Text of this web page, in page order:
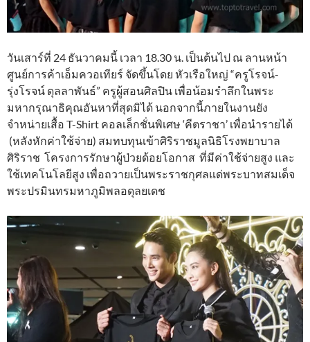
วันเสาร์ที่ 24 ธันวาคมนี้ เวลา 18.30 น. เป็นต้นไป ณ ลานหน้า
ศูนย์การค้าเอ็มควอเทียร์ จัดขึ้นโดย หัวเรือใหญ่ “ครูโรจน์-
รุ่งโรจน์ ดุลลาพันธ์” ครูผู้สอนศิลปิน เพื่อน้อมรำลึกในพระ
มหากรุณาธิคุณอันหาที่สุดมิได้ นอกจากนี้ภายในงานยัง
จำหน่ายเสื้อ T-Shirt คอลเล็กชั่นพิเศษ ‘คีตราชา’ เพื่อนำรายได้
(หลังหักค่าใช้จ่าย) สมทบทุนเข้าศิริราชมูลนิธิโรงพยาบาล
ศิริราช โครงการรักษาผู้ป่วยด้อยโอกาส ที่มีค่าใช้จ่ายสูง และ
ใช้เทคโนโลยีสูง เพื่อถวายเป็นพระราชกุศลแด่พระบาทสมเด็จ
พระปรมินทรมหาภูมิพลอดุลยเดช